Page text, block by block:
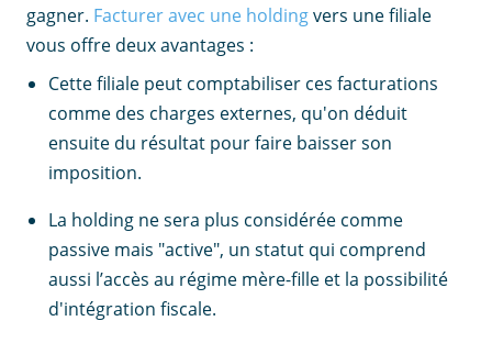
gagner. Facturer avec une holdingvers une filiale
vous offre deux avantages :
Cette filiale peut comptabiliser ces facturations
comme des charges externes, qu'on déduit
ensuite du résultat pour faire baisser son
imposition.
La holding ne sera plus considérée comme
passive mais "active", un statut qui comprend
aussi l’accès au régime mère-fille et la possibilité
d'intégration fiscale.